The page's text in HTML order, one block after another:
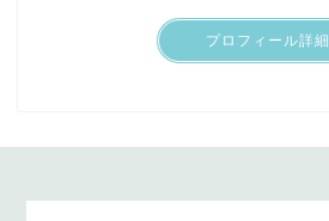
プロフィール詳細